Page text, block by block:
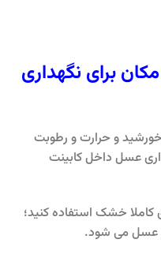
برای نگهداری
و حرارت و رطوبت
عسل داخل کابینت
خشک استفاده کنید؛
عسل می شود.